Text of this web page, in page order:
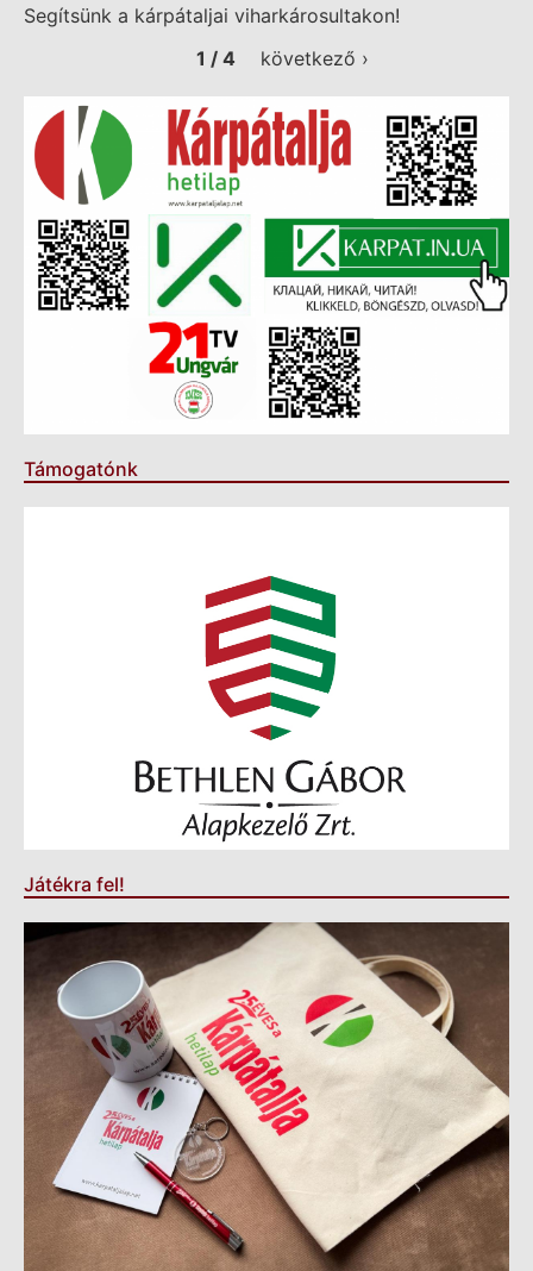
Segítsünk a kárpátaljai viharkárosultakon!
1 / 4
következő ›
Támogatónk
Játékra fel!